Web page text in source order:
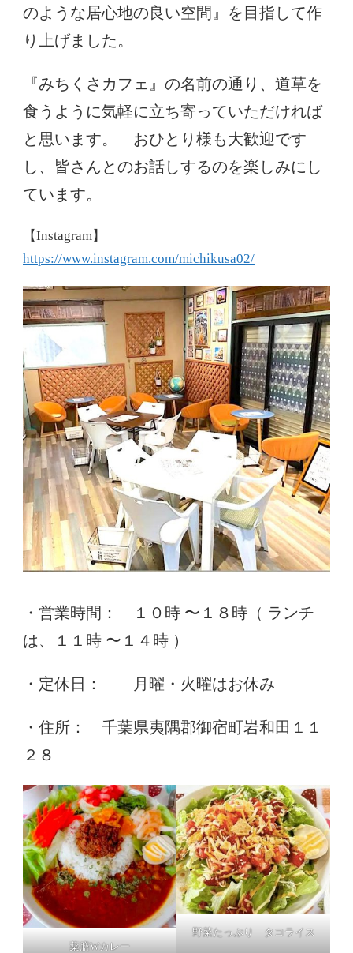
のような居心地の良い空間』を目指して作
り上げました。
『みちくさカフェ』の名前の通り、道草を
食うように気軽に立ち寄っていただければ
と思います。 おひとり様も大歓迎です
し、皆さんとのお話しするのを楽しみにし
ています。
【Instagram】
https://www.instagram.com/michikusa02/
・営業時間： １０時 〜１８時（ ランチ
は、１１時 〜１４時 ）
・定休日： 月曜・火曜はお休み
・住所： 千葉県夷隅郡御宿町岩和田１１
２８
薬膳Wカレー
野菜たっぷり タコライス